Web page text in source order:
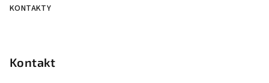
KONTAKTY
Kontakt